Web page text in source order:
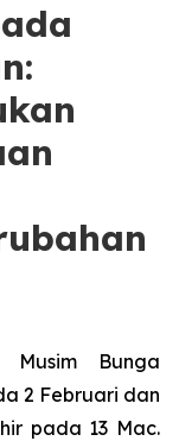
Musim Bunga
2 Februari dan
pada 13 Mac.